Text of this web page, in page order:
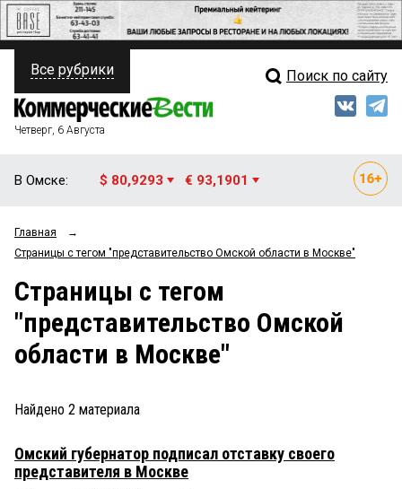
ПОЛИТИКА
ФИНАНСЫ
ОБЩЕСТВО
НОВОСТИ КОМПАНИЙ
ПРОИСШЕСТВИЯ
Свежий выпуск
Блоги
Все рубрики Поиск по сайту
Четверг, 6 Августа
В Омске: $ 80,9293 € 93,1901
Главная
→
Страницы c тегом "представительство Омской области в Москве"
Страницы c тегом
"представительство Омской
области в Москве"
Найдено 2 материала
Омский губернатор подписал отставку своего
представителя в Москве